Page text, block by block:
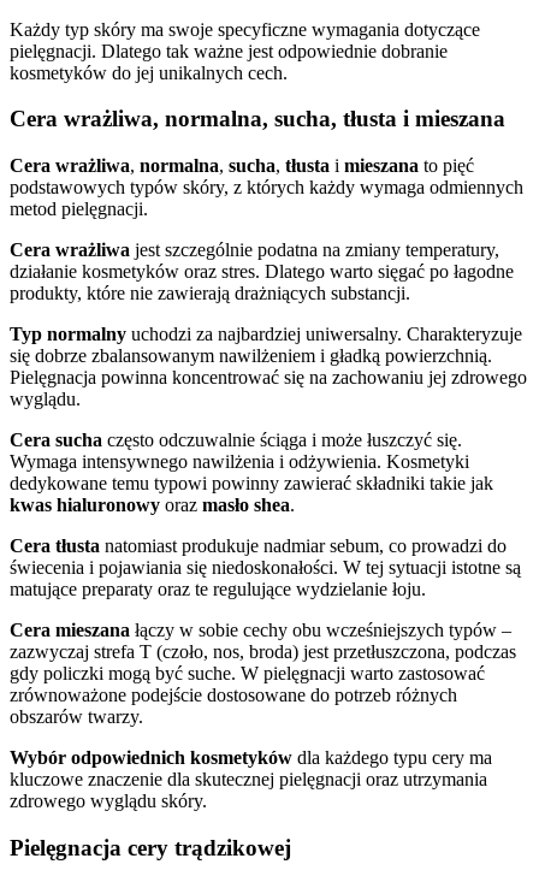
Każdy typ skóry ma swoje specyficzne wymagania dotyczące
pielęgnacji. Dlatego tak ważne jest odpowiednie dobranie
kosmetyków do jej unikalnych cech.
Cera wrażliwa, normalna, sucha, tłusta i mieszana
Cera wrażliwa, normalna, sucha, tłusta i mieszana to pięć
podstawowych typów skóry, z których każdy wymaga odmiennych
metod pielęgnacji.
Cera wrażliwa jest szczególnie podatna na zmiany temperatury,
działanie kosmetyków oraz stres. Dlatego warto sięgać po łagodne
produkty, które nie zawierają drażniących substancji.
Typ normalny uchodzi za najbardziej uniwersalny. Charakteryzuje
się dobrze zbalansowanym nawilżeniem i gładką powierzchnią.
Pielęgnacja powinna koncentrować się na zachowaniu jej zdrowego
wyglądu.
Cera sucha często odczuwalnie ściąga i może łuszczyć się.
Wymaga intensywnego nawilżenia i odżywienia. Kosmetyki
dedykowane temu typowi powinny zawierać składniki takie jak
kwas hialuronowy oraz masło shea.
Cera tłusta natomiast produkuje nadmiar sebum, co prowadzi do
świecenia i pojawiania się niedoskonałości. W tej sytuacji istotne są
matujące preparaty oraz te regulujące wydzielanie łoju.
Cera mieszana łączy w sobie cechy obu wcześniejszych typów –
zazwyczaj strefa T (czoło, nos, broda) jest przetłuszczona, podczas
gdy policzki mogą być suche. W pielęgnacji warto zastosować
zrównoważone podejście dostosowane do potrzeb różnych
obszarów twarzy.
Wybór odpowiednich kosmetyków dla każdego typu cery ma
kluczowe znaczenie dla skutecznej pielęgnacji oraz utrzymania
zdrowego wyglądu skóry.
Pielęgnacja cery trądzikowej